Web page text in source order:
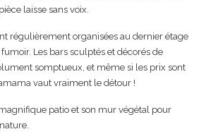
laisse sans voix.
régulièrement organisées au dernier étage
Les bars sculptés et décorés de
somptueux, et même si les prix sont
vaut vraiment le détour !
patio et son mur végétal pour